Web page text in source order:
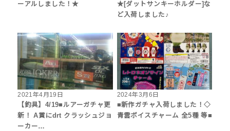
ーアルしました！★
★[ダットサンキーホルダー]な
ど入荷しました♪
2021年4月19日
【釣具】4/19■ルアーガチャ更
新！ A賞にdrt クラッシュジョ
ーカー…
2024年3月6日
■新作ガチャ入荷しました！◇
青雲ボイスチャーム 全5種 等■